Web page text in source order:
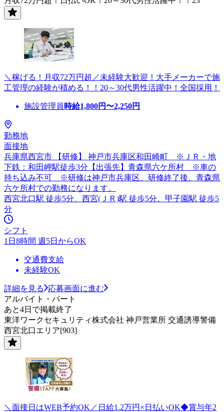
＼稼げる！月収72万円超／未経験大歓迎！大手メーカーで施
工管理の経験が積める！！20～30代男性活躍中！全国採用！
施設管理員 時給1,800円〜2,250円
勤務地
面接地
兵庫県西宮市 【研修】 神戸市兵庫区和田崎町 ※ＪＲ・地
下鉄：和田岬駅徒歩3分【出張先】青森県六ケ所村 ※車の
持ち込み不可 ※研修は神戸市兵庫区、研修終了後、青森県
六ケ所村での勤務になります。
西宮北口駅 徒歩5分、西宮(ＪＲ)駅 徒歩5分、甲子園駅 徒歩5
分
シフト
1日8時間 週5日からOK
交通費支給
未経験OK
詳細を見る
応募画面に進む
アルバイト・パート
あと4日で掲載終了
東洋ワークセキュリティ株式会社 神戸営業所 交通誘導警備
西宮北口エリア[903]
＼面接日はWEB予約OK／日給1.2万円×日払いOK◆賞与年2